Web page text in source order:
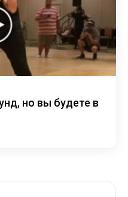
но вы будете в